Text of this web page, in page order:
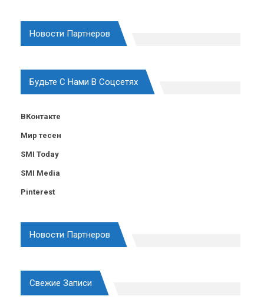
Новости Партнеров
Будьте С Нами В Соцсетях
ВКонтакте
Мир тесен
SMI Today
SMI Media
Pinterest
Новости Партнеров
Свежие Записи